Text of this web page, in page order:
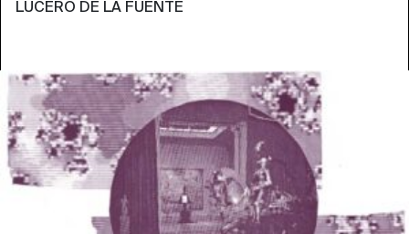
LUCERO DE LA FUENTE
COLOR